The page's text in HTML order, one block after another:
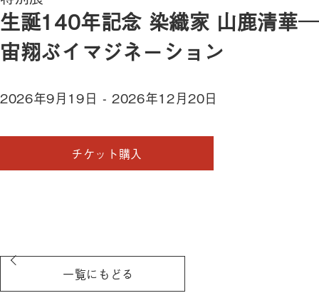
生誕140年記念 染織家 山鹿清華─
宙翔ぶイマジネーション
2026年9月19日 -2026年12月20日
チケット購入
一覧にもどる